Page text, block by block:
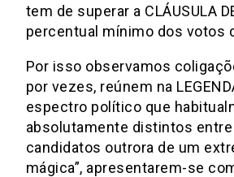
tem de superar a CLÁUSULA
percentual mínimo dos votos
Por isso observamos
por vezes, reúnem na
espectro político que
absolutamente distintos
candidatos outrora de um
mágica”, apresentarem-se